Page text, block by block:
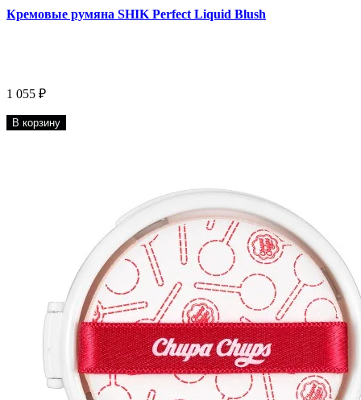
Кремовые румяна SHIK Perfect Liquid Blush
1 055 ₽
В корзину